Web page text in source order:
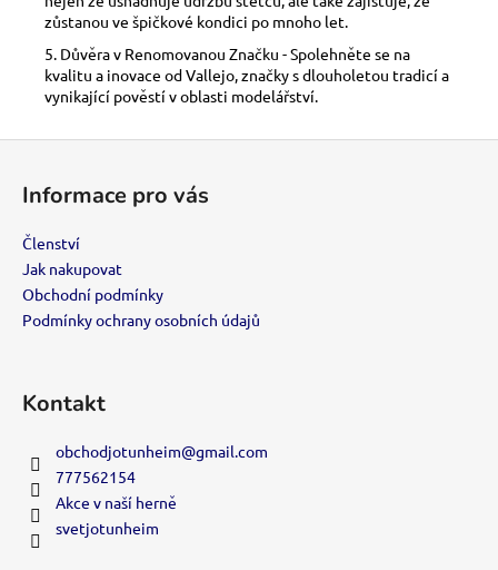
zůstanou ve špičkové kondici po mnoho let.
5. Důvěra v Renomovanou Značku - Spolehněte se na
kvalitu a inovace od Vallejo, značky s dlouholetou tradicí a
vynikající pověstí v oblasti modelářství.
Informace pro vás
Členství
Jak nakupovat
Obchodní podmínky
Podmínky ochrany osobních údajů
Kontakt
obchodjotunheim@gmail.com
777562154
Akce v naší herně
svetjotunheim